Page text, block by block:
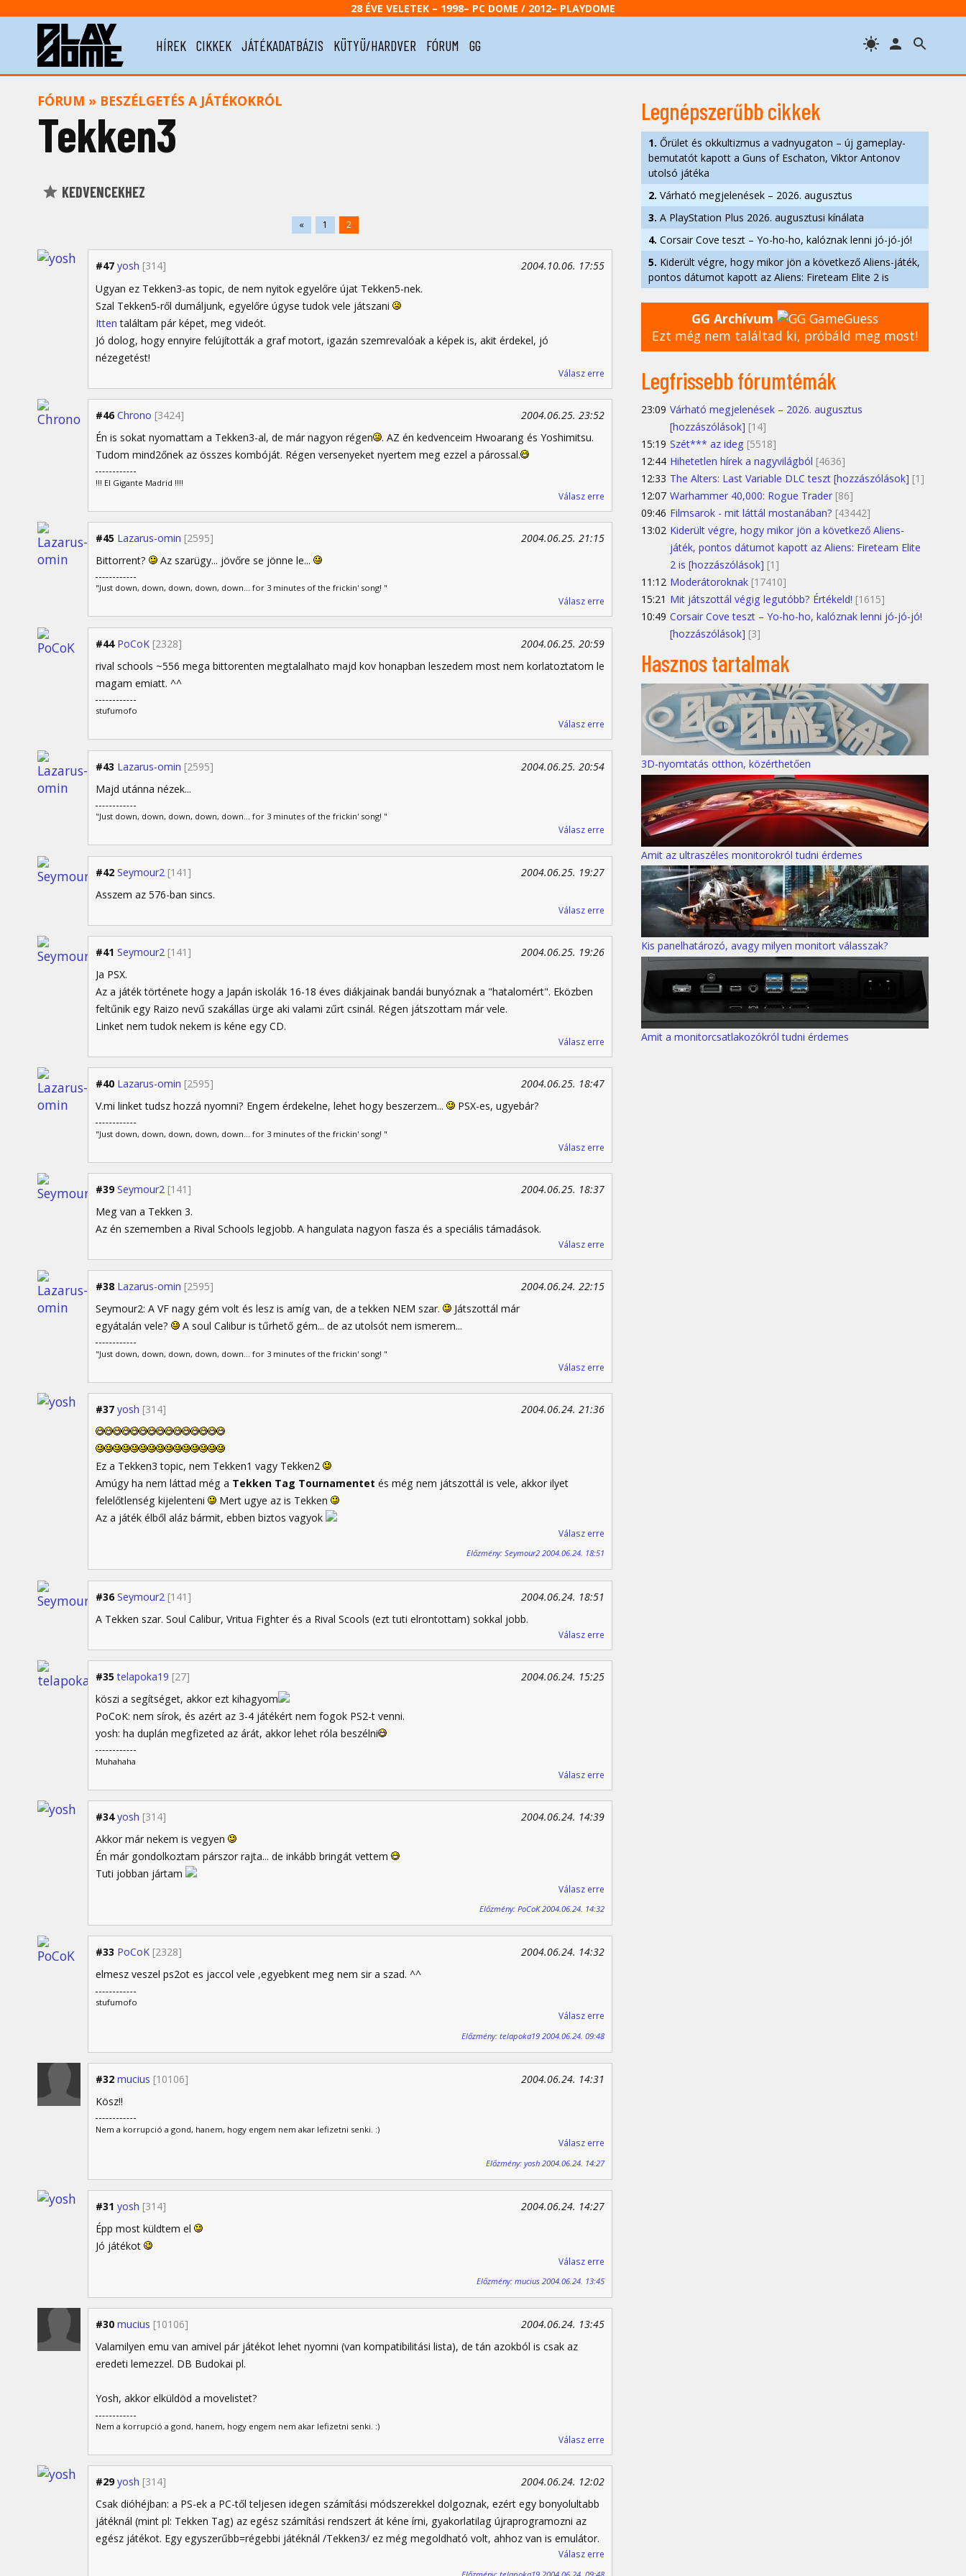
28 ÉVE VELETEK – 1998– PC DOME / 2012– PLAYDOME
HÍREK CIKKEK JÁTÉKADATBÁZIS KÜTYÜ/HARDVER FÓRUM GG
FÓRUM » BESZÉLGETÉS A JÁTÉKOKRÓL
Tekken3
KEDVENCEKHEZ
« 1 2
#47 yosh [314]
2004.10.06. 17:55
Ugyan ez Tekken3-as topic, de nem nyitok egyelőre újat Tekken5-nek.
Szal Tekken5-ről dumáljunk, egyelőre úgyse tudok vele játszani
Itten találtam pár képet, meg videót.
Jó dolog, hogy ennyire felújították a graf motort, igazán szemrevalóak a képek is, akit érdekel, jó
nézegetést!
Válasz erre
#46 Chrono [3424]
2004.06.25. 23:52
Én is sokat nyomattam a Tekken3-al, de már nagyon régen
. AZ én kedvenceim Hwoarang és Yoshimitsu.
Tudom mind2őnek az összes kombóját. Régen versenyeket nyertem meg ezzel a párossal.
!!! El Gigante Madrid !!!!
Válasz erre
#45 Lazarus-omin [2595]
2004.06.25. 21:15
Bittorrent?
Az szarügy... jövőre se jönne le...
"Just down, down, down, down, down... for 3 minutes of the frickin' song! "
Válasz erre
#44 PoCoK [2328]
2004.06.25. 20:59
rival schools ~556 mega bittorenten megtalalhato majd kov honapban leszedem most nem korlatoztatom le
magam emiatt. ^^
stufumofo
Válasz erre
#43 Lazarus-omin [2595]
2004.06.25. 20:54
Majd utánna nézek...
"Just down, down, down, down, down... for 3 minutes of the frickin' song! "
Válasz erre
#42 Seymour2 [141]
2004.06.25. 19:27
Asszem az 576-ban sincs.
Válasz erre
#41 Seymour2 [141]
2004.06.25. 19:26
Ja PSX.
Az a játék története hogy a Japán iskolák 16-18 éves diákjainak bandái bunyóznak a "hatalomért". Eközben
feltűnik egy Raizo nevű szakállas ürge aki valami zűrt csinál. Régen játszottam már vele.
Linket nem tudok nekem is kéne egy CD.
Válasz erre
#40 Lazarus-omin [2595]
2004.06.25. 18:47
V.mi linket tudsz hozzá nyomni? Engem érdekelne, lehet hogy beszerzem...
PSX-es, ugyebár?
"Just down, down, down, down, down... for 3 minutes of the frickin' song! "
Válasz erre
#39 Seymour2 [141]
2004.06.25. 18:37
Meg van a Tekken 3.
Az én szememben a Rival Schools legjobb. A hangulata nagyon fasza és a speciális támadások.
Válasz erre
#38 Lazarus-omin [2595]
2004.06.24. 22:15
Seymour2: A VF nagy gém volt és lesz is amíg van, de a tekken NEM szar.
Játszottál már
egyátalán vele?
A soul Calibur is tűrhető gém... de az utolsót nem ismerem...
"Just down, down, down, down, down... for 3 minutes of the frickin' song! "
Válasz erre
#37 yosh [314] 2004.06.24. 21:36
Ez a Tekken3 topic, nem Tekken1 vagy Tekken2
Amúgy ha nem láttad még a Tekken Tag Tournamentet és még nem játszottál is vele, akkor ilyet
felelőtlenség kijelenteni
Mert ugye az is Tekken
Az a játék élből aláz bármit, ebben biztos vagyok
Válasz erre
Előzmény: Seymour2 2004.06.24. 18:51
#36 Seymour2 [141]
2004.06.24. 18:51
A Tekken szar. Soul Calibur, Vritua Fighter és a Rival Scools (ezt tuti elrontottam) sokkal jobb.
Válasz erre
#35 telapoka19 [27]
2004.06.24. 15:25
köszi a segítséget, akkor ezt kihagyom
PoCoK: nem sírok, és azért az 3-4 játékért nem fogok PS2-t venni.
yosh: ha duplán megfizeted az árát, akkor lehet róla beszélni
Muhahaha
Válasz erre
#34 yosh [314]
2004.06.24. 14:39
Akkor már nekem is vegyen
Én már gondolkoztam párszor rajta... de inkább bringát vettem
Tuti jobban jártam
Válasz erre
Előzmény: PoCoK 2004.06.24. 14:32
#33 PoCoK [2328]
2004.06.24. 14:32
elmesz veszel ps2ot es jaccol vele ,egyebkent meg nem sir a szad. ^^
stufumofo
Válasz erre
Előzmény: telapoka19 2004.06.24. 09:48
#32 mucius [10106]
2004.06.24. 14:31
Kösz!!
Nem a korrupció a gond, hanem, hogy engem nem akar lefizetni senki. :)
Válasz erre
Előzmény: yosh 2004.06.24. 14:27
#31 yosh [314]
2004.06.24. 14:27
Épp most küldtem el
Jó játékot
Válasz erre
Előzmény: mucius 2004.06.24. 13:45
#30 mucius [10106]
2004.06.24. 13:45
Valamilyen emu van amivel pár játékot lehet nyomni (van kompatibilitási lista), de tán azokból is csak az
eredeti lemezzel. DB Budokai pl.
Yosh, akkor elküldöd a movelistet?
Nem a korrupció a gond, hanem, hogy engem nem akar lefizetni senki. :)
Válasz erre
#29 yosh [314]
2004.06.24. 12:02
Csak dióhéjban: a PS-ek a PC-től teljesen idegen számítási módszerekkel dolgoznak, ezért egy bonyolultabb
játéknál (mint pl: Tekken Tag) az egész számítási rendszert át kéne írni, gyakorlatilag újraprogramozni az
egész játékot. Egy egyszerűbb=régebbi játéknál /Tekken3/ ez még megoldható volt, ahhoz van is emulátor.
Válasz erre
Legnépszerűbb cikkek
1. Őrület és okkultizmus a vadnyugaton – új gameplay-
bemutatót kapott a Guns of Eschaton, Viktor Antonov
utolsó játéka
2. Várható megjelenések – 2026. augusztus
3. A PlayStation Plus 2026. augusztusi kínálata
4. Corsair Cove teszt – Yo-ho-ho, kalóznak lenni jó-jó-jó!
5. Kiderült végre, hogy mikor jön a következő Aliens-játék,
pontos dátumot kapott az Aliens: Fireteam Elite 2 is
GG Archívum
Ezt még nem találtad ki, próbáld meg most!
Legfrissebb fórumtémák
23:09 Várható megjelenések – 2026. augusztus
[hozzászólások] [14]
15:19 Szét*** az ideg [5518]
12:44 Hihetetlen hírek a nagyvilágból [4636]
12:33 The Alters: Last Variable DLC teszt [hozzászólások] [1]
12:07 Warhammer 40,000: Rogue Trader [86]
09:46 Filmsarok - mit láttál mostanában? [43442]
13:02 Kiderült végre, hogy mikor jön a következő Aliens-
játék, pontos dátumot kapott az Aliens: Fireteam Elite
2 is [hozzászólások] [1]
11:12 Moderátoroknak [17410]
15:21 Mit játszottál végig legutóbb? Értékeld! [1615]
10:49 Corsair Cove teszt – Yo-ho-ho, kalóznak lenni jó-jó-jó!
[hozzászólások] [3]
Hasznos tartalmak
3D-nyomtatás otthon, közérthetően
Amit az ultraszéles monitorokról tudni érdemes
Kis panelhatározó, avagy milyen monitort válasszak?
Amit a monitorcsatlakozókról tudni érdemes